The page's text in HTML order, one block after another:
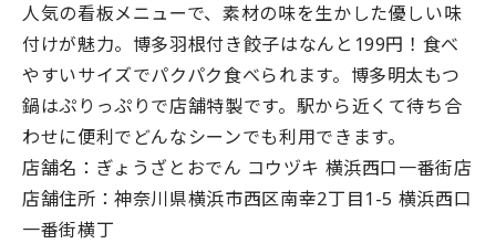
人気の看板メニューで、素材の味を生かした優しい味
付けが魅力。博多羽根付き餃子はなんと199円！食べ
やすいサイズでパクパク食べられます。博多明太もつ
鍋はぷりっぷりで店舗特製です。駅から近くて待ち合
わせに便利でどんなシーンでも利用できます。
店舗名：ぎょうざとおでん コウヅキ 横浜西口一番街店
店舗住所：神奈川県横浜市西区南幸2丁目1-5 横浜西口
一番街横丁